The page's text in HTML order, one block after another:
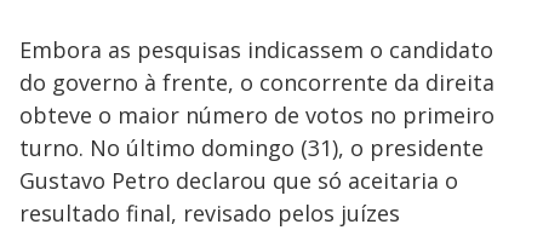
Embora as pesquisas indicassem o candidato
do governo à frente, o concorrente da direita
obteve o maior número de votos no primeiro
turno. No último domingo (31), o presidente
Gustavo Petro declarou que só aceitaria o
resultado final, revisado pelos juízes